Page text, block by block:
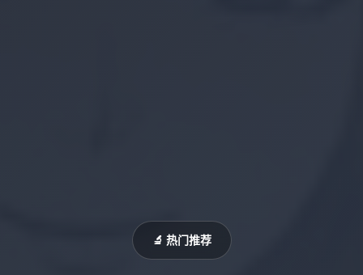
🔬 热门推荐